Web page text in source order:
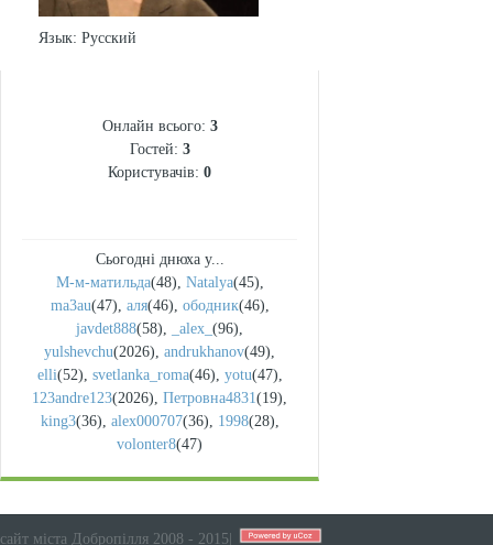
Язык: Русский
Онлайн всього: 3
Гостей: 3
Користувачів: 0
Сьогодні днюха у...
М-м-матильда(48), Natalya(45),
ma3au(47), аля(46), ободник(46),
javdet888(58), _alex_ (96),
yulshevchu(2026), andrukhanov(49),
elli(52), svetlanka_roma(46), yotu(47),
123andre123(2026), Петровна4831(19),
king3(36), alex000707(36), 1998(28),
volonter8(47)
сайт міста Добропілля 2008 - 2015